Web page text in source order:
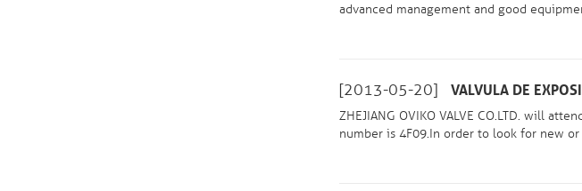
advanced management and good
[2013-05-20] VALVULA DE
ZHEJIANG OVIKO VALVE CO.LTD. will
number is 4F09.In order to look for new